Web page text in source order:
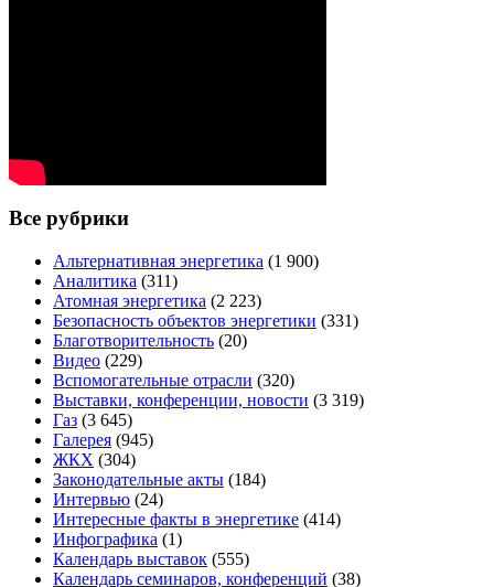
Все рубрики
Альтернативная энергетика (1 900)
Аналитика (311)
Атомная энергетика (2 223)
Безопасность объектов энергетики (331)
Благотворительность (20)
Видео (229)
Вспомогательные отрасли (320)
Выставки, конференции, новости (3 319)
Газ (3 645)
Галерея (945)
ЖКХ (304)
Законодательные акты (184)
Интервью (24)
Интересные факты в энергетике (414)
Инфографика (1)
Календарь выставок (555)
Календарь семинаров, конференций (38)